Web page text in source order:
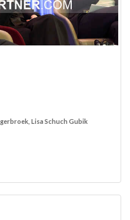
Lisa Schuch Gubik